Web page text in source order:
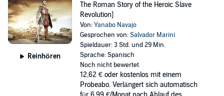
Reinhören
The Roman Story of the Heroic Slave
Revolution]
Von:Yanabo Navajo
Gesprochen von:Salvador Marini
Spieldauer: 3 Std. und 29 Min.
Sprache: Spanisch
Noch nicht bewertet
12,62 € oder kostenlos mit einem
Probeabo. Verlängert sich automatisch